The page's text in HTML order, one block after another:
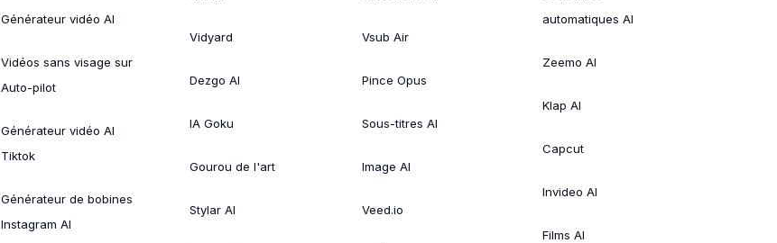
Générateur vidéo AI
Vidéos sans visage sur
Auto-pilot
Générateur vidéo AI
Tiktok
Générateur de bobines
Instagram AI
Vidyard
Dezgo AI
IA Goku
Gourou de l'art
Stylar AI
Vsub Air
Pince Opus
Sous-titres AI
Image AI
Veed.io
automatiques AI
Zeemo AI
Klap AI
Capcut
Invideo AI
Films AI